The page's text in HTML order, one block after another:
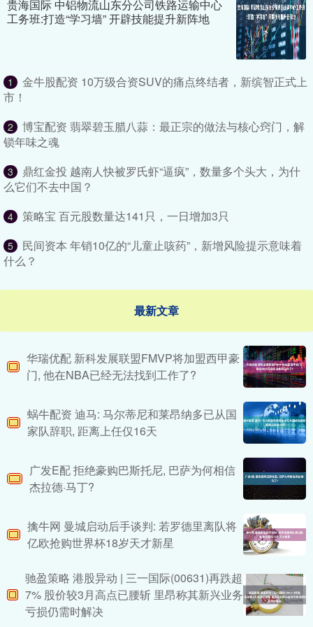
贵海国际 中铝物流山东分公司铁路运输中心
工务班:打造“学习墙” 开辟技能提升新阵地
1
金牛股配资 10万级合资SUV的痛点终结者，新缤智正式上
市！
2
博宝配资 翡翠碧玉腊八蒜：最正宗的做法与核心窍门，解
锁年味之魂
3
鼎红金投 越南人快被罗氏虾“逼疯”，数量多个头大，为什
么它们不去中国？
4 策略宝 百元股数量达141只，一日增加3只
5
民间资本 年销10亿的“儿童止咳药”，新增风险提示意味着
什么？
最新文章
华瑞优配 新科发展联盟FMVP将加盟西甲豪
门, 他在NBA已经无法找到工作了?
蜗牛配资 迪马: 马尔蒂尼和莱昂纳多已从国
家队辞职, 距离上任仅16天
广发E配 拒绝豪购巴斯托尼, 巴萨为何相信
杰拉德·马丁?
擒牛网 曼城启动后手谈判: 若罗德里离队将
亿欧抢购世界杯18岁天才新星
驰盈策略 港股异动 | 三一国际(00631)再跌超
7% 股价较3月高点已腰斩 里昂称其新兴业务
亏损仍需时解决